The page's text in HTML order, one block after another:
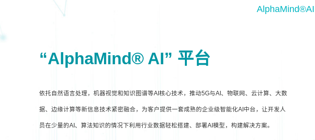
AlphaMind®AI
“AlphaMind® AI” 平台
依托自然语言处理，机器视觉和知识图谱等AI核心技术，推动5G与AI、物联网、云计算、大数
据、边缘计算等新信息技术紧密融合，为客户提供一套成熟的企业级智能化AI中台，让开发人
员在少量的AI、算法知识的情况下利用行业数据轻松搭建、部署AI模型，构建解决方案。